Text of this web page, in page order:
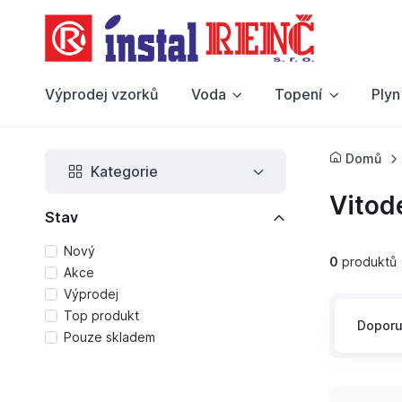
Výprodej vzorků Voda Topení Plyn
Kategorie
Stav
Nový
Akce
Výprodej
Top produkt
Pouze skladem
Domů
0 produktů